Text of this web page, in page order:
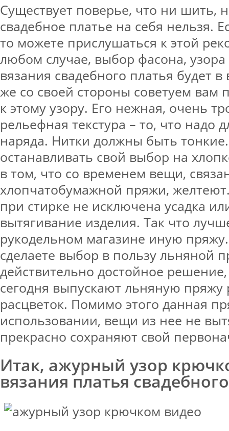
Существует поверье, что ни шить,
свадебное платье на себя нельзя.
то можете прислушаться к этой
любом случае, выбор фасона,
вязания свадебного платья будет
же со своей стороны советуем вам
к этому узору. Его нежная, очень
рельефная текстура – то, что надо
наряда. Нитки должны быть
останавливать свой выбор на
в том, что со временем вещи,
хлопчатобумажной пряжи,
при стирке не исключена усадка
вытягивание изделия. Так что
рукодельном магазине иную
сделаете выбор в пользу льняной
действительно достойное
сегодня выпускают льняную пряжу
расцветок. Помимо этого данная
использовании, вещи из нее не
прекрасно сохраняют свой
Итак, ажурный узор
вязания платья свадебного